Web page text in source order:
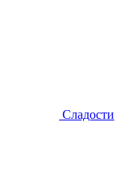
Сладости